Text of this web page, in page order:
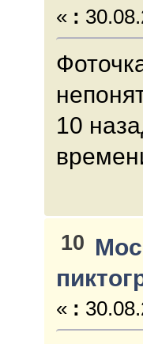
« :
10
10
« :